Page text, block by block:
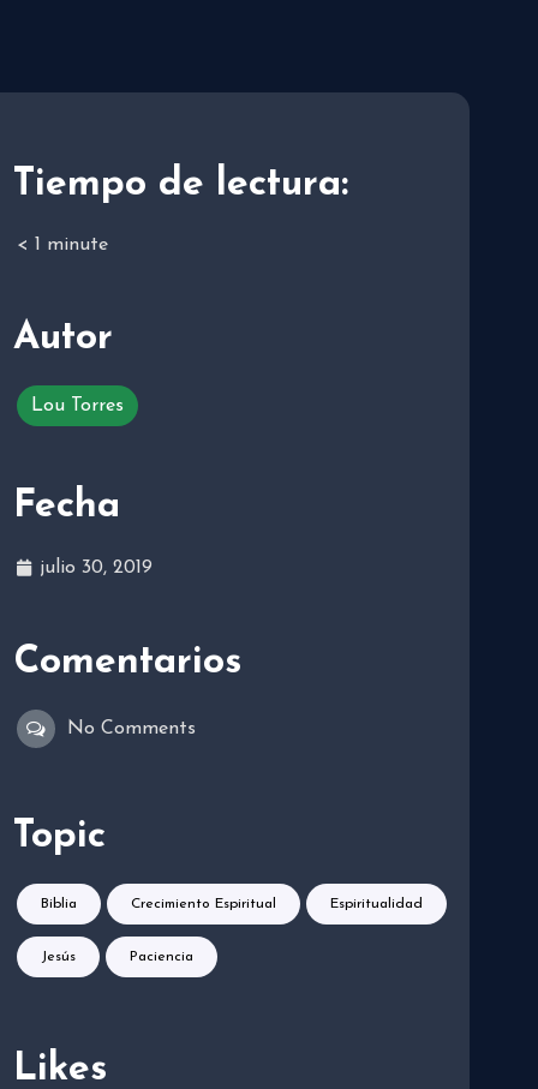
Tiempo de lectura:
< 1 minute
Autor
Lou Torres
Fecha
julio 30, 2019
Comentarios
No Comments
Topic
Biblia Crecimiento Espiritual Espiritualidad
Jesús Paciencia
Likes